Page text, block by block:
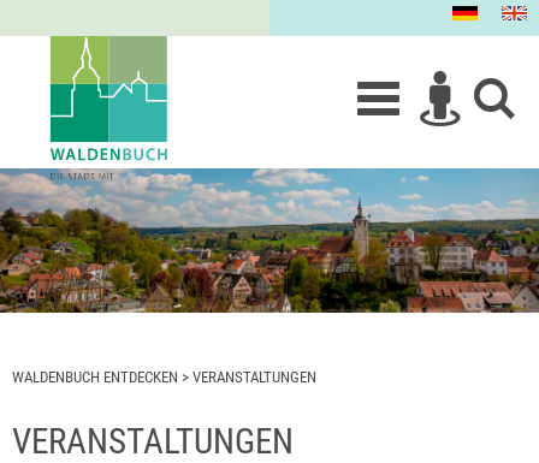
WALDENBUCH ENTDECKEN > VERANSTALTUNGEN
VERANSTALTUNGEN